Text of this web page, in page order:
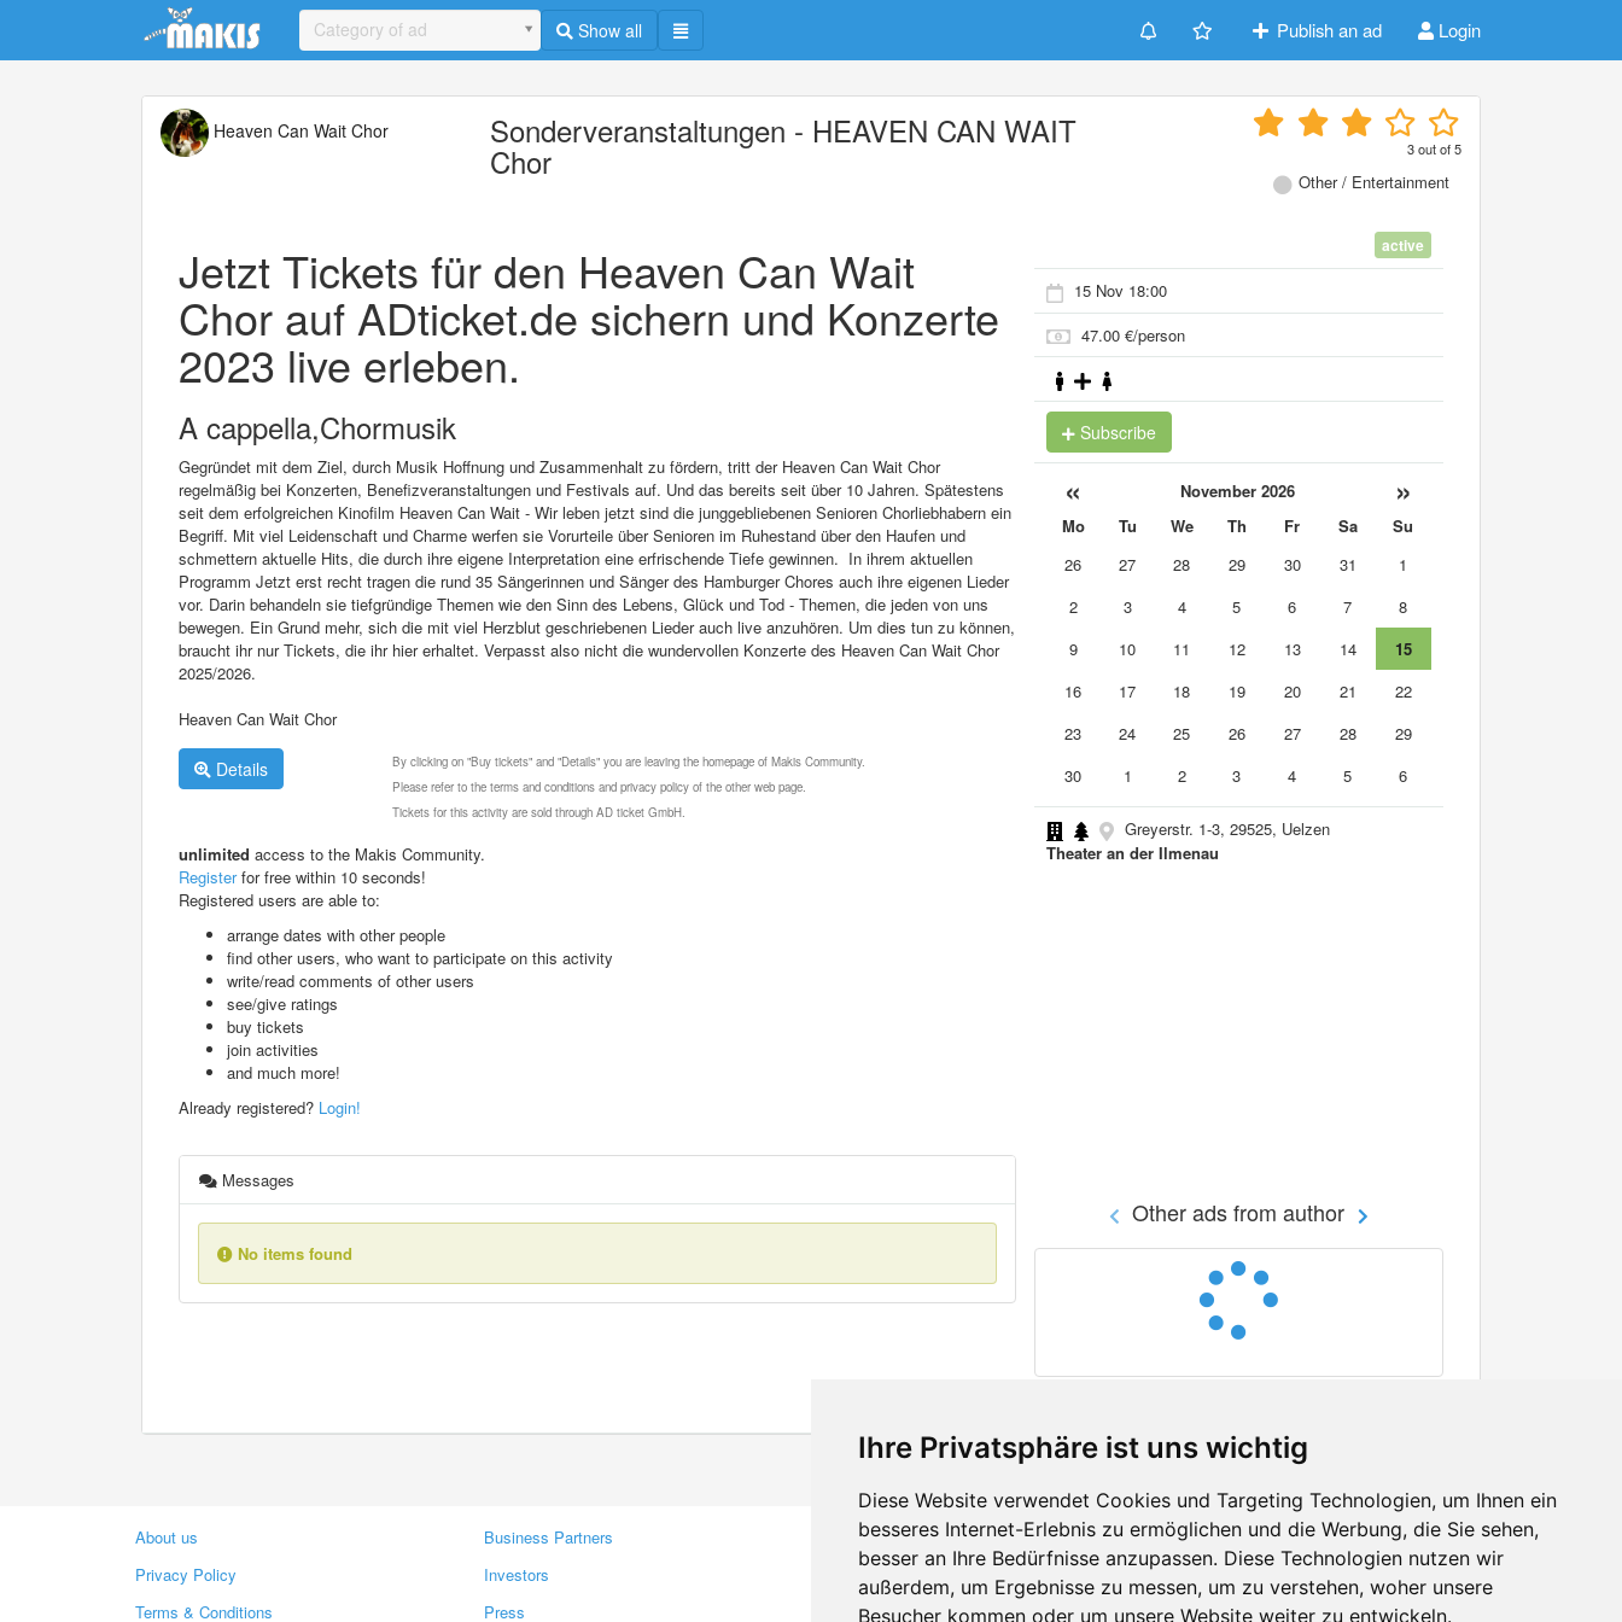
Ihre Privatsphäre ist uns wichtig
Diese Website verwendet Cookies und Targeting Technologien, um Ihnen ein
besseres Internet-Erlebnis zu ermöglichen und die Werbung, die Sie sehen,
besser an Ihre Bedürfnisse anzupassen. Diese Technologien nutzen wir
außerdem, um Ergebnisse zu messen, um zu verstehen, woher unsere
Besucher kommen oder um unsere Website weiter zu entwickeln.
Update cookies preferences
Category of ad Show all Publish an ad Login
Heaven Can Wait Chor Sonderveranstaltungen - HEAVEN CAN WAIT
Chor 3out of5
Other / Entertainment
Jetzt Tickets für den Heaven Can Wait
Chor auf ADticket.de sichern und Konzerte
2023 live erleben.
A cappella,Chormusik
Gegründet mit dem Ziel, durch Musik Hoffnung und Zusammenhalt zu fördern, tritt der Heaven Can Wait Chor
regelmäßig bei Konzerten, Benefizveranstaltungen und Festivals auf. Und das bereits seit über 10 Jahren. Spätestens
seit dem erfolgreichen Kinofilm Heaven Can Wait - Wir leben jetzt sind die junggebliebenen Senioren Chorliebhabern ein
Begriff. Mit viel Leidenschaft und Charme werfen sie Vorurteile über Senioren im Ruhestand über den Haufen und
schmettern aktuelle Hits, die durch ihre eigene Interpretation eine erfrischende Tiefe gewinnen. In ihrem aktuellen
Programm Jetzt erst recht tragen die rund 35 Sängerinnen und Sänger des Hamburger Chores auch ihre eigenen Lieder
vor. Darin behandeln sie tiefgründige Themen wie den Sinn des Lebens, Glück und Tod - Themen, die jeden von uns
bewegen. Ein Grund mehr, sich die mit viel Herzblut geschriebenen Lieder auch live anzuhören. Um dies tun zu können,
braucht ihr nur Tickets, die ihr hier erhaltet. Verpasst also nicht die wundervollen Konzerte des Heaven Can Wait Chor
2025/2026.
Heaven Can Wait Chor
Details
By clicking on "Buy tickets" and "Details" you are leaving the homepage of Makis Community.
Please refer to the terms and conditions and privacy policy of the other web page.
Tickets for this activity are sold through AD ticket GmbH.
unlimited access to the Makis Community.
Registerfor free within 10 seconds!
Registered users are able to:
arrange dates with other people
find other users, who want to participate on this activity
write/read comments of other users
see/give ratings
buy tickets
join activities
and much more!
Already registered? Login!
Messages
No items found
active
15 Nov 18:00
47.00 €/person
Subscribe
« November 2026 »
Mo Tu We Th Fr Sa
Su
26
27 28 29 30 31
1
2
3 4 5 6 7
8
9
10 11 12 13 14
15
16
17 18 19 20 21
22
23
24 25 26 27 28
29
30
1 2 3 4 5 6
Greyerstr. 1-3, 29525, Uelzen
Theater an der Ilmenau
Other ads from author
About us
Privacy Policy
Terms & Conditions
Business Partners
Investors
Press
Contacts
Feedback
Report A Bug
Facebook
Twitter
YouTube